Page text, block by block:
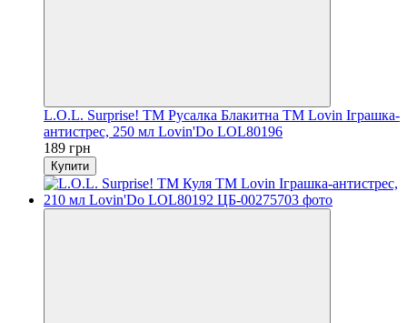
L.O.L. Surprise! TM Русалка Блакитна TM Lovin Іграшка-
антистрес, 250 мл Lovin'Do LOL80196
189 грн
Купити